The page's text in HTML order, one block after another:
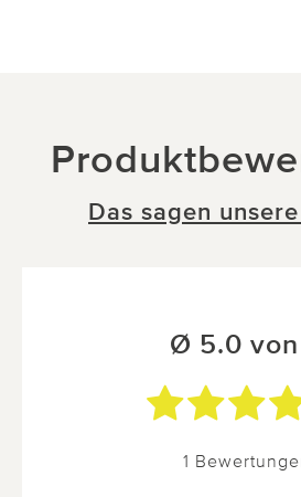
Das sagen
Ø 5.0
1